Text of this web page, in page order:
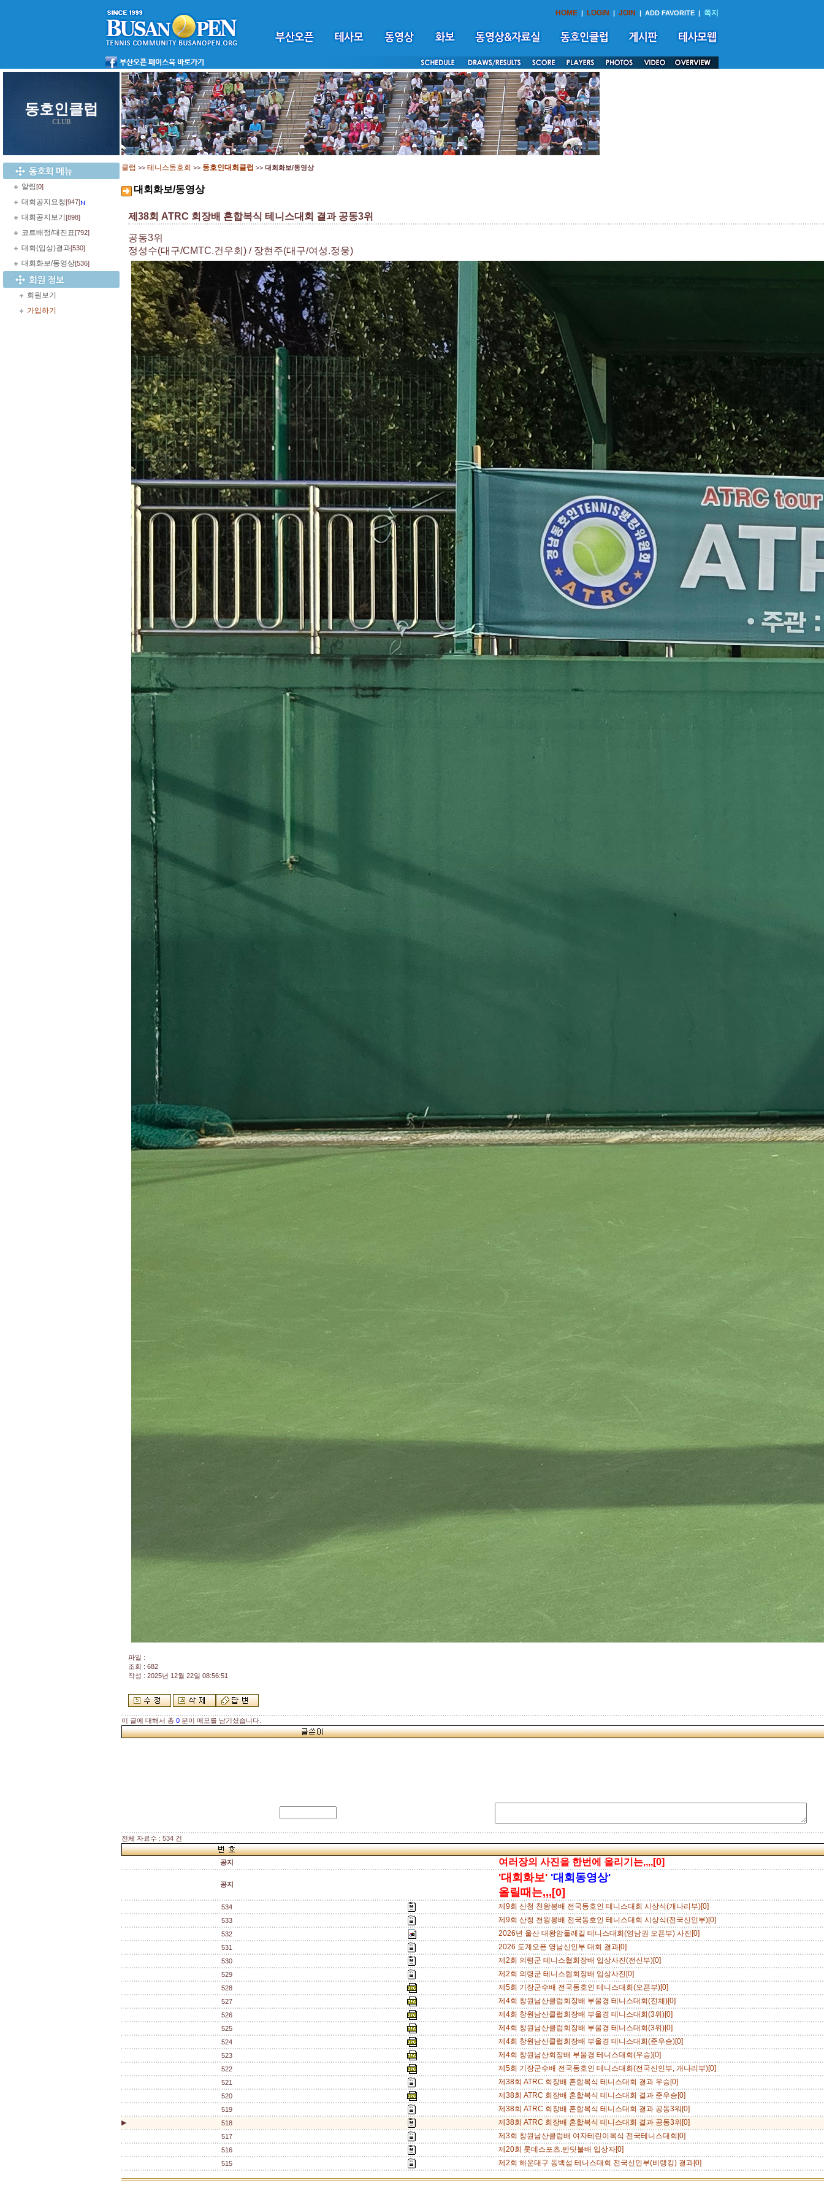
HOME | LOGIN | JOIN | ADD FAVORITE | 쪽지
동호인클럽
CLUB
알림[0]
대회공지요청[947]
대회공지보기 [898]
코트배정/대진표[792]
대회(입상)결과[530]
대회화보/동영상[536]
회원보기
가입하기
클럽 >> 테니스동호회 >> 동호인대회클럽 >> 대회화보/동영상
대회화보/동영상
제38회 ATRC 회장배 혼합복식 테니스대회 결과 공동3위
공동3위
정성수(대구/CMTC.건우회) / 장현주(대구/여성.정웅)
파일 :
조회 : 682
작성 : 2025년 12월 22일 08:56:51
이 글에 대해서 총 0 분이 메모를 남기셨습니다.
전체 자료수 : 534 건
공지 여러장의 사진을 한번에 올리기는,,,,[0]
공지
'대회화보' '대회동영상'
올릴때는,,,[0]
534 제9회 산청 천왕봉배 전국동호인 테니스대회 시상식(개나리부)[0]
533 제9회 산청 천왕봉배 전국동호인 테니스대회 시상식(전국신인부)[0]
532 2026년 울산 대왕암둘레길 테니스대회(영남권 오픈부) 사진[0]
531 2026 도계오픈 영남신인부 대회 결과[0]
530 제2회 의령군 테니스협회장배 입상사진(전신부)[0]
529 제2회 의령군 테니스협회장배 입상사진[0]
528 제5회 기장군수배 전국동호인 테니스대회(오픈부)[0]
527 제4회 창원남산클럽회장배 부울경 테니스대회(전체)[0]
526 제4회 창원남산클럽회장배 부울경 테니스대회(3위)[0]
525 제4회 창원남산클럽회장배 부울경 테니스대회(3위)[0]
524 제4회 창원남산클럽회장배 부울경 테니스대회(준우승)[0]
523 제4회 창원남산회장배 부울경 테니스대회(우승)[0]
522 제5회 기장군수배 전국동호인 테니스대회(전국신인부, 개나리부)[0]
521 제38회 ATRC 회장배 혼합복식 테니스대회 결과 우승[0]
520 제38회 ATRC 회장배 혼합복식 테니스대회 결과 준우승[0]
519 제38회 ATRC 회장배 혼합복식 테니스대회 결과 공동3워[0]
▶ 518 제38회 ATRC 회장배 혼합복식 테니스대회 결과 공동3위[0]
517 제3회 창원남산클럽배 여자테린이복식 전국테니스대회[0]
516 제20회 롯데스포츠.반딧불배 입상자[0]
515 제2회 해운대구 동백섬 테니스대회 전국신인부(비랭킹) 결과[0]